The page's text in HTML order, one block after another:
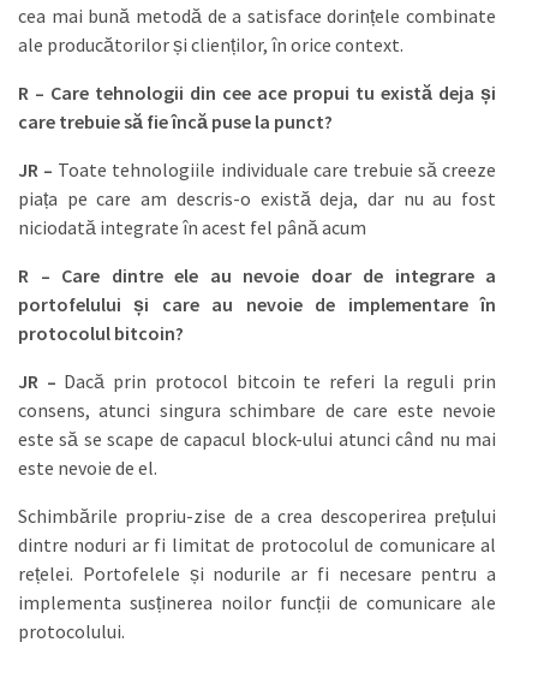
cea mai bună metodă de a satisface dorințele combinate
ale producătorilor și clienților, în orice context.
R – Care tehnologii din cee ace propui tu există deja și
care trebuie să fie încă puse la punct?
JR – Toate tehnologiile individuale care trebuie să creeze
piața pe care am descris-o există deja, dar nu au fost
niciodată integrate în acest fel până acum
R – Care dintre ele au nevoie doar de integrare a
portofelului și care au nevoie de implementare în
protocolul bitcoin?
JR – Dacă prin protocol bitcoin te referi la reguli prin
consens, atunci singura schimbare de care este nevoie
este să se scape de capacul block-ului atunci când nu mai
este nevoie de el.
Schimbările propriu-zise de a crea descoperirea prețului
dintre noduri ar fi limitat de protocolul de comunicare al
rețelei. Portofelele și nodurile ar fi necesare pentru a
implementa susținerea noilor funcții de comunicare ale
protocolului.